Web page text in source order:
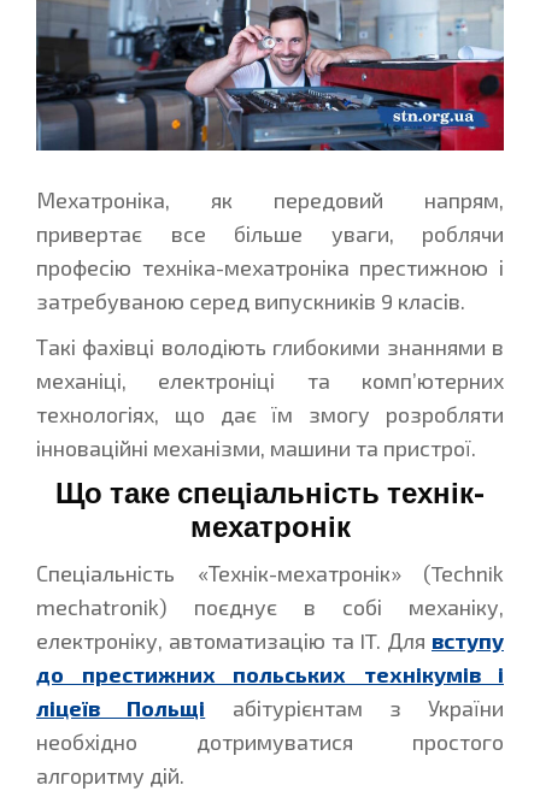
Мехатроніка, як передовий напрям,
привертає все більше уваги, роблячи
професію техніка-мехатроніка престижною і
затребуваною серед випускників 9 класів.
Такі фахівці володіють глибокими знаннями в
механіці, електроніці та комп’ютерних
технологіях, що дає їм змогу розробляти
інноваційні механізми, машини та пристрої.
Що таке спеціальність технік-
мехатронік
Спеціальність «Технік-мехатронік» (Technik
mechatronik) поєднує в собі механіку,
електроніку, автоматизацію та IT. Для вступу
до престижних польських технікумів і
ліцеїв Польщі абітурієнтам з України
необхідно дотримуватися простого
алгоритму дій.